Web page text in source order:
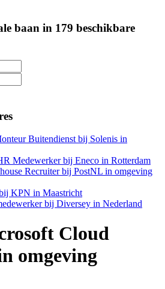
baan in 179 beschikbare
Buitendienst bij Solenis in
Medewerker bij Eneco in Rotterdam
Recruiter bij PostNL in omgeving
KPN in Maastricht
bij Diversey in Nederland
Cloud
omgeving